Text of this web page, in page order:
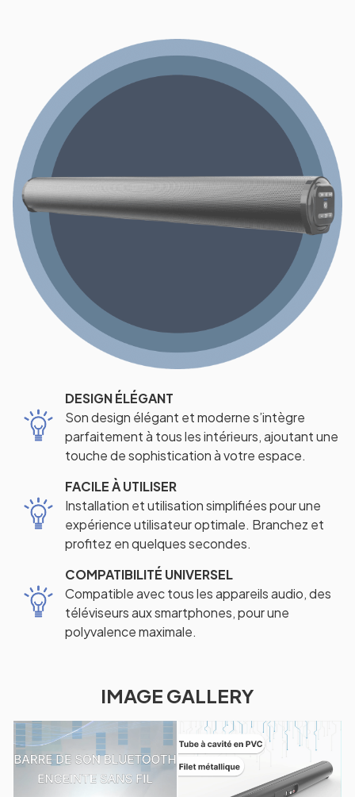
DESIGN ÉLÉGANT
Son design élégant et moderne s’intègre
parfaitement à tous les intérieurs, ajoutant une
touche de sophistication à votre espace.
FACILE À UTILISER
Installation et utilisation simplifiées pour une
expérience utilisateur optimale. Branchez et
profitez en quelques secondes.
COMPATIBILITÉ UNIVERSEL
Compatible avec tous les appareils audio, des
téléviseurs aux smartphones, pour une
polyvalence maximale.
IMAGE GALLERY